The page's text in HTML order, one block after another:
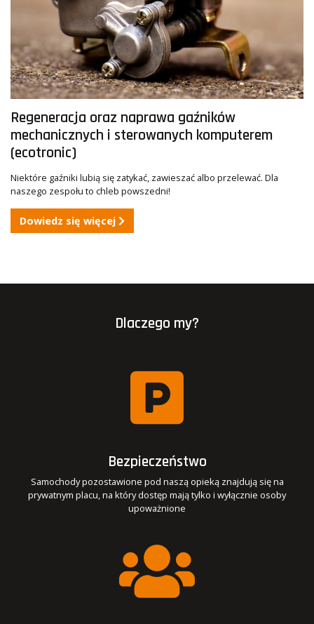
Regeneracja oraz naprawa gaźników
mechanicznych i sterowanych komputerem
(ecotronic)
Niektóre gaźniki lubią się zatykać, zawieszać albo przelewać. Dla
naszego zespołu to chleb powszedni!
Dowiedz się więcej
Dlaczego my?
Bezpieczeństwo
Samochody pozostawione pod naszą opieką znajdują się na
prywatnym placu, na który dostęp mają tylko i wyłącznie osoby
upoważnione